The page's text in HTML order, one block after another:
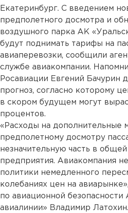
Екатеринбург. С введением
предполетного досмотра и
воздушного парка АК
будут поднимать тарифы на
авиаперевозки, сообщили
службе авиакомпании.
Росавиации Евгений Бачурин
прогноз, согласно которому
в скором будущем могут
процентов.
«Расходы на дополнительные
предполетному досмотру
незначительную часть в
предприятия. Авиакомпания
политики немедленного
колебаниях цен на
по авиационной безопасности
авиалинии» Владимир Латохин.